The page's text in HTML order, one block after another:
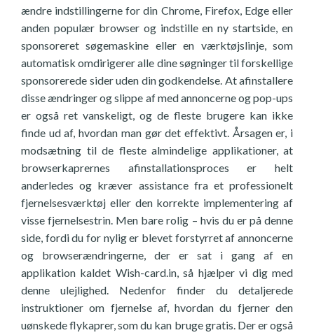
ændre indstillingerne for din Chrome, Firefox, Edge eller
anden populær browser og indstille en ny startside, en
sponsoreret søgemaskine eller en værktøjslinje, som
automatisk omdirigerer alle dine søgninger til forskellige
sponsorerede sider uden din godkendelse. At afinstallere
disse ændringer og slippe af med annoncerne og pop-ups
er også ret vanskeligt, og de fleste brugere kan ikke
finde ud af, hvordan man gør det effektivt. Årsagen er, i
modsætning til de fleste almindelige applikationer, at
browserkaprernes afinstallationsproces er helt
anderledes og kræver assistance fra et professionelt
fjernelsesværktøj eller den korrekte implementering af
visse fjernelsestrin. Men bare rolig – hvis du er på denne
side, fordi du for nylig er blevet forstyrret af annoncerne
og browserændringerne, der er sat i gang af en
applikation kaldet Wish-card.in, så hjælper vi dig med
denne ulejlighed. Nedenfor finder du detaljerede
instruktioner om fjernelse af, hvordan du fjerner den
uønskede flykaprer, som du kan bruge gratis. Der er også